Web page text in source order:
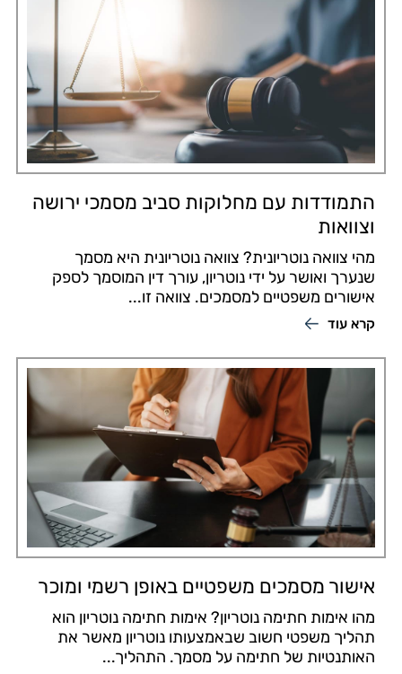
התמודדות עם מחלוקות סביב מסמכי ירושה
וצוואות
מהי צוואה נוטריונית? צוואה נוטריונית היא מסמך
שנערך ואושר על ידי נוטריון, עורך דין המוסמך לספק
אישורים משפטיים למסמכים. צוואה זו...
קרא עוד
אישור מסמכים משפטיים באופן רשמי ומוכר
מהו אימות חתימה נוטריון? אימות חתימה נוטריון הוא
תהליך משפטי חשוב שבאמצעותו נוטריון מאשר את
האותנטיות של חתימה על מסמך. התהליך...